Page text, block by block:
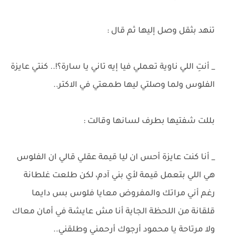
تنهد بثقل وصل إليها ثم قال :
_ أنتِ اللي ناوية تعملي فيا إيه تاني يا سارة؟!.. كنتي عايزة
الفلوس ولما وصلتي ليها طمعتي في الاكتر..
بللت شفتيها بطرف لسانها وقالت :
_ أنا كنت عايزة أحس ان ليا قيمة عقلي قالي ان الفلوس
هي اللي بتعمل قيمة لأي بني آدم، لكن طلعت غلطانة
رغم أني مراتك والمفروض معايا فلوس بس دايما
قلقانة من اللحظة الجاية أنا مش عايشة في أمان معاك
ولا مرتاحة يا محمود أرجوك أرحمني وطلقني..